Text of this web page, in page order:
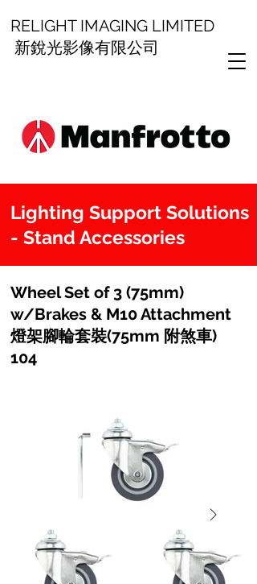
RELIGHT IMAGING LIMITED
新銳光影像有限公司
Lighting Support Solutions
- Stand Accessories
Wheel Set of 3 (75mm)
w/Brakes & M10 Attachment
燈架腳輪套裝(75mm 附煞車)
104